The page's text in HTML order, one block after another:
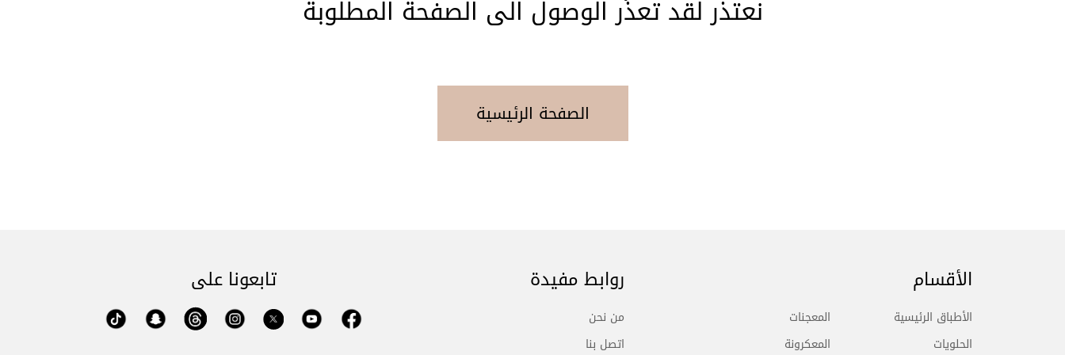
نعتذر لقد تعذّر الوصول الى الصفحة المطلوبة
الصفحة الرئيسية
الأقسام
الأطباق الرئيسية
الحلويات
المعجنات
المعكرونة
روابط مفيدة
من نحن
اتصل بنا
تابعونا على